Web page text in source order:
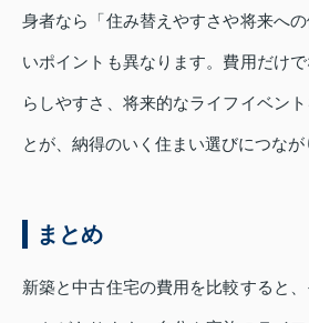
身者なら「住み替えやすさや将来へ
いポイントも異なります。費用だけ
らしやすさ、将来的なライフイベン
とが、納得のいく住まい選びにつなが
まとめ
新築と中古住宅の費用を比較すると